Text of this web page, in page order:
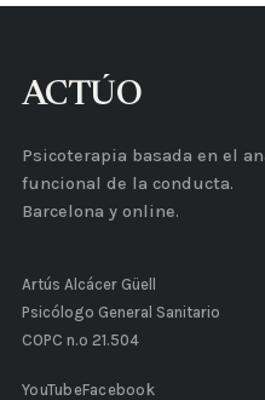
ACTÚO
Psicoterapia basada en el
funcional de la conducta.
Barcelona y online.
Artús Alcácer Güell
Psicólogo General Sanitario
COPC n.º 21.504
YouTubeFacebook